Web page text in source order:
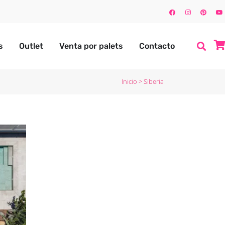
Outlet Venta por palets Contacto
Inicio >Siberia